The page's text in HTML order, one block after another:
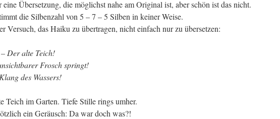
Übersetzung, die möglichst nahe am Original ist, aber schön ist das nicht.
die Silbenzahl von 5 – 7 – 5 Silben in keiner Weise.
Versuch, das Haiku zu übertragen, nicht einfach nur zu übersetzen:
Der alte Teich!
Frosch springt!
des Wassers!
Teich im Garten. Tiefe Stille rings umher.
ein Geräusch: Da war doch was?!